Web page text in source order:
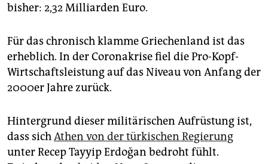
bisher: 2,32 Milliarden Euro.
Für das chronisch klamme Griechenland ist das
erheblich. In der Coronakrise fiel die Pro-Kopf-
Wirtschaftsleistung auf das Niveau von Anfang der
2000er Jahre zurück.
Hintergrund dieser militärischen Aufrüstung ist,
dass sichAthen von der türkischen Regierung
unter Recep Tayyip Erdoğan bedroht fühlt.